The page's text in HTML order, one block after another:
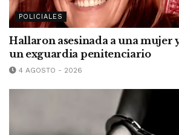
POLICIALES
Hallaron asesinada a una mujer
un exguardia penitenciario
4 AGOSTO - 2026